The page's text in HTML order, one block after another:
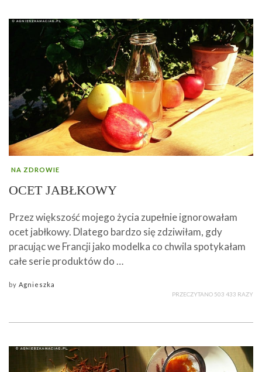
NA ZDROWIE
OCET JABŁKOWY
Przez większość mojego życia zupełnie ignorowałam
ocet jabłkowy. Dlatego bardzo się zdziwiłam, gdy
pracując we Francji jako modelka co chwila spotykałam
całe serie produktów do …
by Agnieszka
PRZECZYTANO 503 433 RAZY